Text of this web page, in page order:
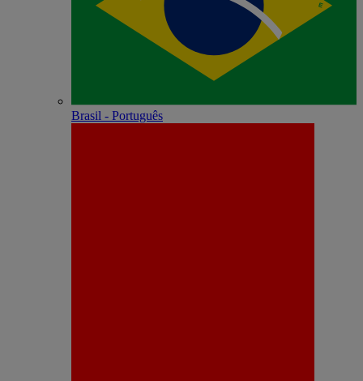
Brasil - Português